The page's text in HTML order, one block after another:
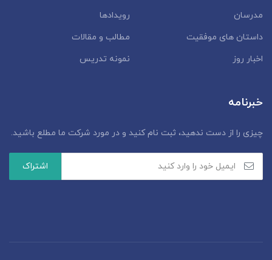
مدرسان
رویدادها
داستان‌ های موفقیت
مطالب و مقالات
اخبار روز
نمونه تدریس
خبرنامه
چیزی را از دست ندهید، ثبت نام کنید و در مورد شرکت ما مطلع باشید.